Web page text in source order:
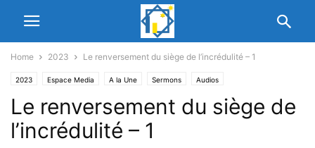
Home 2023 Le renversement du siège de l’incrédulité – 1
2023 Espace Media A la Une Sermons Audios
Le renversement du siège de
l’incrédulité – 1